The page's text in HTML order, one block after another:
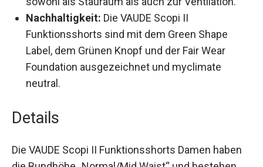
Reißverschlusstaschen dienen sowohl als
Stauraum als auch zur Ventilation.
Nachhaltigkeit: Die VAUDE Scopi II
Funktionsshorts sind mit dem Green Shape
Label, dem Grünen Knopf und der Fair Wear
Foundation ausgezeichnet und myclimate
Details